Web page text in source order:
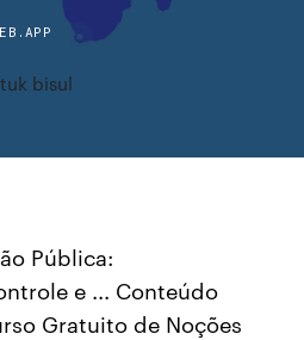
bisul
Pública:
e ... Conteúdo
Gratuito de Noções